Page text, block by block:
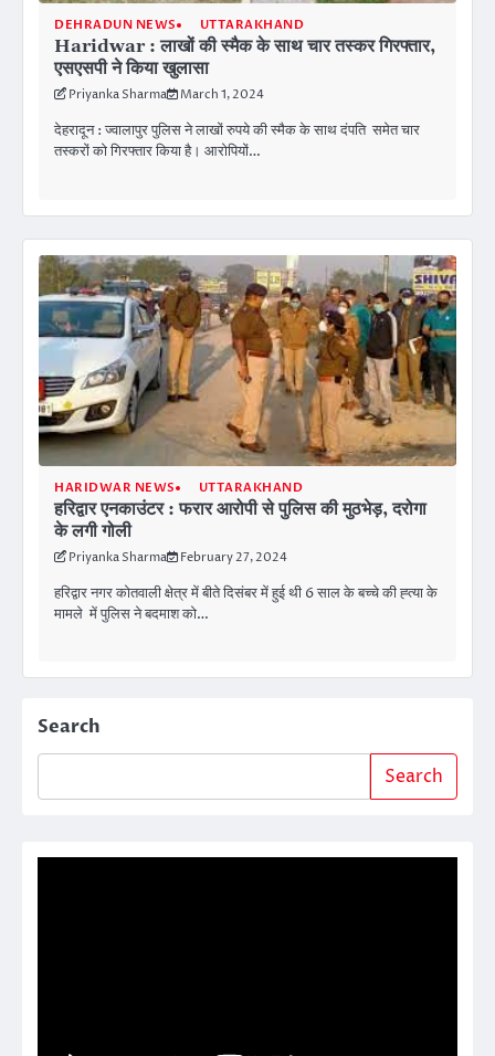
DEHRADUN NEWS UTTARAKHAND
Haridwar : लाखों की स्मैक के साथ चार तस्कर गिरफ्तार,
एसएसपी ने किया खुलासा
Priyanka Sharma March 1, 2024
देहरादून : ज्वालापुर पुलिस ने लाखों रुपये की स्मैक के साथ दंपति समेत चार
तस्करों को गिरफ्तार किया है। आरोपियों…
HARIDWAR NEWS UTTARAKHAND
हरिद्वार एनकाउंटर : फरार आरोपी से पुलिस की मुठभेड़, दरोगा
के लगी गोली
Priyanka Sharma February 27, 2024
हरिद्वार नगर कोतवाली क्षेत्र में बीते दिसंबर में हुई थी 6 साल के बच्चे की ह्त्या के
मामले में पुलिस ने बदमाश को…
Search
Search